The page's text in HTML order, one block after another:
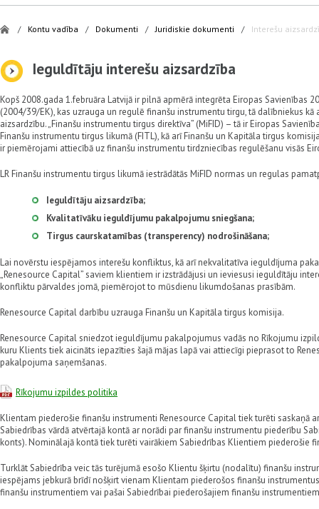
/ Kontu vadība / Dokumenti / Juridiskie dokumenti / Interešu
Ieguldītāju interešu aizsardzība
Kopš 2008.gada 1.februāra Latvijā ir pilnā apmērā integrēta Eiropas Savienības
(2004/39/EK), kas uzrauga un regulē finanšu instrumentu tirgu, tā dalībniekus
aizsardzību. „Finanšu instrumentu tirgus direktīva” (MiFID) – tā ir Eiropas
Finanšu instrumentu tirgus likumā (FITL), kā arī Finanšu un Kapitāla tirgus
ir piemērojami attiecībā uz finanšu instrumentu tirdzniecības regulēšanu visās
LR Finanšu instrumentu tirgus likumā iestrādātās MiFID normas un regulas
Ieguldītāju aizsardzība;
Kvalitatīvāku ieguldījumu pakalpojumu sniegšana;
Tirgus caurskatamības (transperency) nodrošināšana;
Lai novērstu iespējamos interešu konfliktus, kā arī nekvalitatīva ieguldījuma
„Renesource Capital” saviem klientiem ir izstrādājusi un ieviesusi ieguldītāju
konfliktu pārvaldes jomā, piemērojot to mūsdienu likumdošanas prasībām.
Renesource Capital darbību uzrauga Finanšu un Kapitāla tirgus komisija.
Renesource Capital sniedzot ieguldījumu pakalpojumus vadās no Rīkojumu
kuru Klients tiek aicināts iepazīties šajā mājas lapā vai attiecīgi pieprasot to
pakalpojuma saņemšanas.
Rīkojumu izpildes politika
Klientam piederošie finanšu instrumenti Renesource Capital tiek turēti saskaņā
Sabiedrības vārdā atvērtajā kontā ar norādi par finanšu instrumentu piederību
konts). Nominālajā kontā tiek turēti vairākiem Sabiedrības Klientiem piederošie
Turklāt Sabiedrība veic tās turējumā esošo Klientu šķirtu (nodalītu) finanšu
iespējams jebkurā brīdī nošķirt vienam Klientam piederošos finanšu
finanšu instrumentiem vai pašai Sabiedrībai piederošajiem finanšu